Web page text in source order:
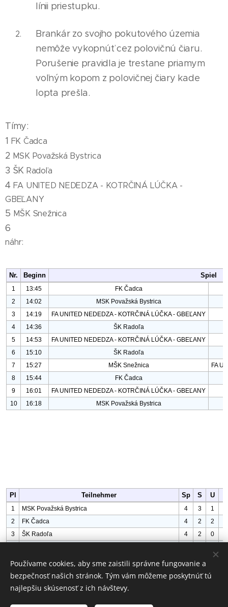
línii priestupku.
Brankár zo svojho pokutového územia
nemôže vykopnúť cez polovičnú čiaru.
Porušenie pravidla je trestane priamym
voľným kopom z polovičnej čiary kade
lopta prešla.
Tímy:
1 FK Čadca
2 MSK Považská Bystrica
3 ŠK Radoľa
4 FA UNITED NEDEDZA - KOTRČINÁ LÚČKA -
GBEĽANY
5 MŠK Snežnica
6
náhr:
Používame cookies, aby sme zaistili správne fungovanie a
bezpečnosť našich stránok. Tým vám môžeme poskytnúť tú
najlepšiu skúsenosť z ich návštevy.